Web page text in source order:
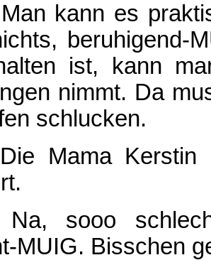
Man kann es
beruhigend-
ist, kann
nimmt. Da
schlucken.
Die Mama Kerstin
Na, sooo
MUIG. Bisschen